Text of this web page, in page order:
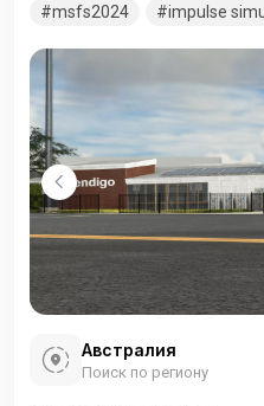
Ambulance Victoria.
msfs2024
impulse
Австралия
Поиск по региону